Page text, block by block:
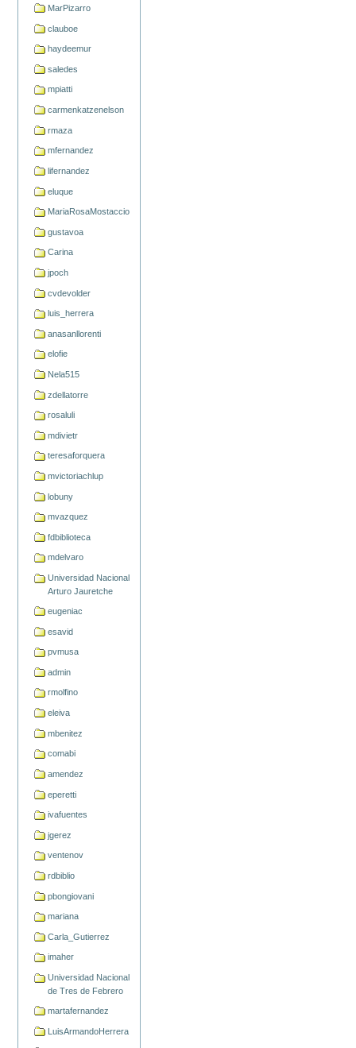
MarPizarro
clauboe
haydeemur
saledes
mpiatti
carmenkatzenelson
rmaza
mfernandez
lifernandez
eluque
MariaRosaMostaccio
gustavoa
Carina
jpoch
cvdevolder
luis_herrera
anasanllorenti
elofie
Nela515
zdellatorre
rosaluli
mdivietr
teresaforquera
mvictoriachlup
lobuny
mvazquez
fdbiblioteca
mdelvaro
Universidad Nacional
Arturo Jauretche
eugeniac
esavid
pvmusa
admin
rmolfino
eleiva
mbenitez
comabi
amendez
eperetti
ivafuentes
jgerez
ventenov
rdbiblio
pbongiovani
mariana
Carla_Gutierrez
imaher
Universidad Nacional
de Tres de Febrero
martafernandez
LuisArmandoHerrera